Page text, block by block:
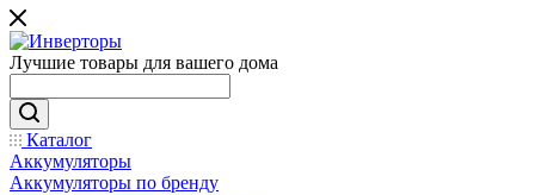
Лучшие товары для вашего дома
Каталог
Аккумуляторы
Аккумуляторы по бренду